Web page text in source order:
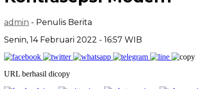
admin - Penulis Berita
Senin, 14 Februari 2022 - 16:57 WIB
URL berhasil dicopy